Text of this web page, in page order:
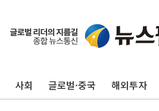
사회 글로벌·중국 해외투자
[단독]